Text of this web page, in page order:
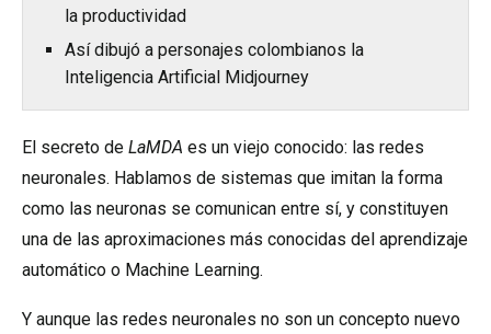
la productividad
Así dibujó a personajes colombianos la
Inteligencia Artificial Midjourney
El secreto de LaMDA es un viejo conocido: las redes
neuronales. Hablamos de sistemas que imitan la forma
como las neuronas se comunican entre sí, y constituyen
una de las aproximaciones más conocidas del aprendizaje
automático o Machine Learning.
Y aunque las redes neuronales no son un concepto nuevo